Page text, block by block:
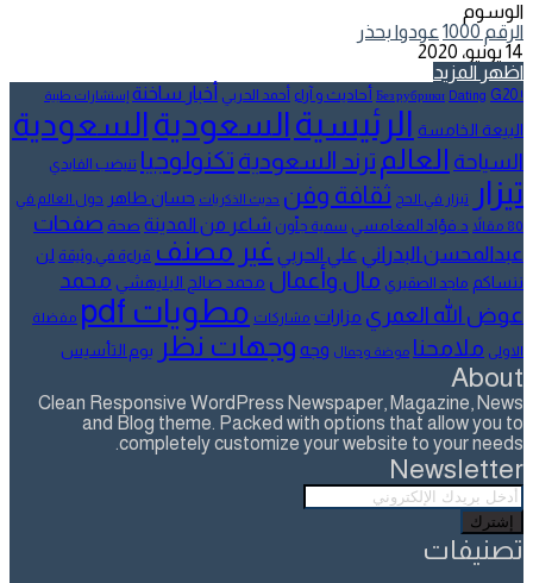
الوسوم
الرقم 1000
عودوا بحذر
14 يونيو، 2020
اظهر المزيد
! Без рубрики
Dating G20 أحاديث و آراء أحمد الحربي أخبار ساخنة إستشارات طبية
البيعة الخامسة الرئيسيةالسعوديةالسعودية
السياحة العالم ترند السعودية تكنولوجيا تنيضب الفايدي
تيزار تيزار في الحج ثقافة وفن حديث الذكريات حسان طاهر حول العالم في
80 مقالاً
د.فؤاد المغامسي سمية جلّون شاعر من المدينة صحة صفحات
عبدالمحسن البدراني علي الحربي غير مصنف قراءة في وثيقة لن
ننساكم ماجد الصقيري مال وأعمال محمد صالح البليهشي محمد
عوض الله العمري مزارات مشاركات مطويات pdf مفضلة
الاولى ملامحنا موضة وجمال وجه وجهات نظر يوم التأسيس
About
Clean Responsive WordPress Newspaper, Magazine, News
and Blog theme. Packed with options that allow you to
completely customize your website to your needs.
Newsletter
أدخل
بريدك
الإلكتروني
تصنيفات